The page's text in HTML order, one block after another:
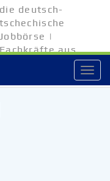
die deutsch-
tschechische
Jobbörse |
Fachkräfte aus